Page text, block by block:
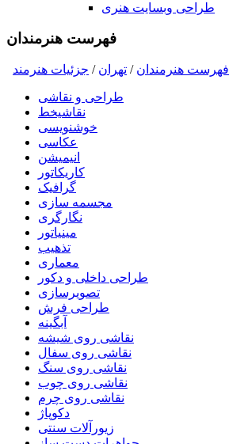
طراحی وبسایت هنری
فهرست هنرمندان
فهرست هنرمندان / تهران / جزئیات هنرمند
طراحی و نقاشی
نقاشیخط
خوشنویسی
عکاسی
انیمیشن
کاریکاتور
گرافیک
مجسمه سازی
نگارگری
مینیاتور
تذهیب
معماری
طراحی داخلی و دکور
تصویرسازی
طراحی فرش
آبگینه
نقاشی روی شیشه
نقاشی روی سفال
نقاشی روی سنگ
نقاشی روی چوب
نقاشی روی چرم
دکوپاژ
زیورآلات سنتی